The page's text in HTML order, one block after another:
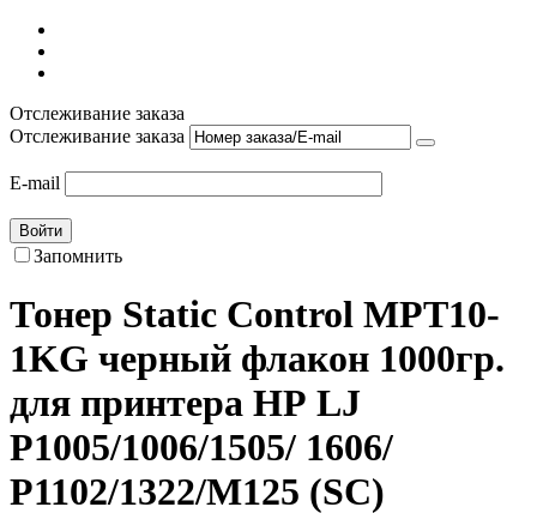
Отслеживание заказа
Отслеживание заказа
E-mail
Войти
Запомнить
Тонер Static Control MPT10-
1KG черный флакон 1000гр.
для принтера НР LJ
P1005/1006/1505/ 1606/
P1102/1322/M125 (SC)